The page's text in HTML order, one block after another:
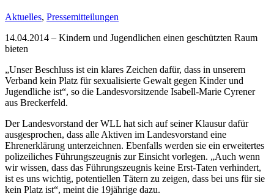
Aktuelles, Pressemitteilungen
14.04.2014 – Kindern und Jugendlichen einen geschützten Raum
bieten
„Unser Beschluss ist ein klares Zeichen dafür, dass in unserem
Verband kein Platz für sexualisierte Gewalt gegen Kinder und
Jugendliche ist“, so die Landesvorsitzende Isabell-Marie Cyrener
aus Breckerfeld.
Der Landesvorstand der WLL hat sich auf seiner Klausur dafür
ausgesprochen, dass alle Aktiven im Landesvorstand eine
Ehrenerklärung unterzeichnen. Ebenfalls werden sie ein erweitertes
polizeiliches Führungszeugnis zur Einsicht vorlegen. „Auch wenn
wir wissen, dass das Führungszeugnis keine Erst-Taten verhindert,
ist es uns wichtig, potentiellen Tätern zu zeigen, dass bei uns für sie
kein Platz ist“, meint die 19jährige dazu.